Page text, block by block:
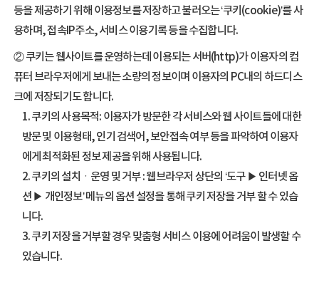
등을 제공하기 위해 이용정보를 저장하고 불러오는 ‘쿠키(cookie)’를 사
용하며, 접속IP주소, 서비스 이용기록 등을 수집합니다.
② 쿠키는 웹사이트를 운영하는데 이용되는 서버(http)가 이용자의 컴
퓨터 브라우저에게 보내는 소량의 정보이며 이용자의 PC내의 하드디스
크에 저장되기도 합니다.
1. 쿠키의 사용목적: 이용자가 방문한 각 서비스와 웹 사이트들에 대한
방문 및 이용형태, 인기 검색어, 보안접속 여부 등을 파악하여 이용자
에게 최적화된 정보 제공을 위해 사용됩니다.
2. 쿠키의 설치ㆍ운영 및 거부 : 웹브라우저 상단의 ‘도구 ▶ 인터넷 옵
션 ▶ 개인정보’ 메뉴의 옵션 설정을 통해 쿠키 저장을 거부 할 수 있습
니다.
3. 쿠키 저장을 거부할 경우 맞춤형 서비스 이용에 어려움이 발생할 수
있습니다.